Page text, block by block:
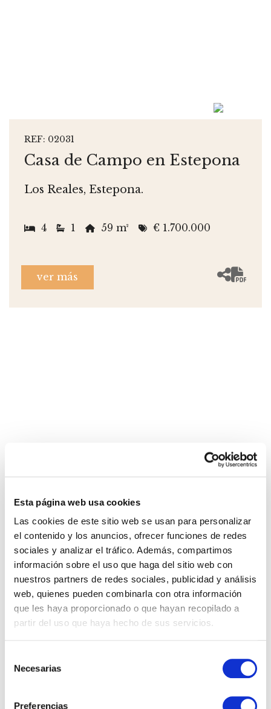
Esta página web usa cookies
Las cookies de este sitio web se usan para personalizar
el contenido y los anuncios, ofrecer funciones de redes
sociales y analizar el tráfico. Además, compartimos
información sobre el uso que haga del sitio web con
nuestros partners de redes sociales, publicidad y análisis
web, quienes pueden combinarla con otra información
que les haya proporcionado o que hayan recopilado a
partir del uso que haya hecho de sus servicios.
Necesarias
Preferencias
REF: 02031
Casa de Campo en Estepona
Los Reales, Estepona.
4 1 59 m² € 1.700.000
ver más
REF: 02046
Villa en Estepona
La Gaspara, Estepona.
4 5 222 m² € 1.779.000
ver más